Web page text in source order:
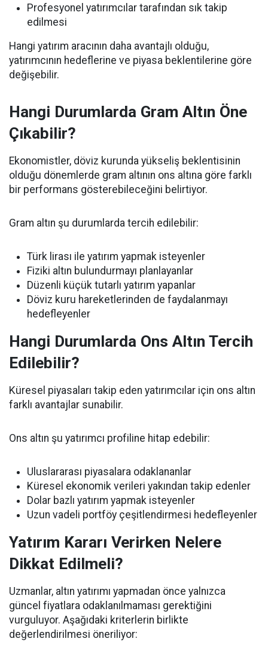
Profesyonel yatırımcılar tarafından sık takip
edilmesi
Hangi yatırım aracının daha avantajlı olduğu,
yatırımcının hedeflerine ve piyasa beklentilerine göre
değişebilir.
Hangi Durumlarda Gram Altın Öne
Çıkabilir?
Ekonomistler, döviz kurunda yükseliş beklentisinin
olduğu dönemlerde gram altının ons altına göre farklı
bir performans gösterebileceğini belirtiyor.
Gram altın şu durumlarda tercih edilebilir:
Türk lirası ile yatırım yapmak isteyenler
Fiziki altın bulundurmayı planlayanlar
Düzenli küçük tutarlı yatırım yapanlar
Döviz kuru hareketlerinden de faydalanmayı
hedefleyenler
Hangi Durumlarda Ons Altın Tercih
Edilebilir?
Küresel piyasaları takip eden yatırımcılar için ons altın
farklı avantajlar sunabilir.
Ons altın şu yatırımcı profiline hitap edebilir:
Uluslararası piyasalara odaklananlar
Küresel ekonomik verileri yakından takip edenler
Dolar bazlı yatırım yapmak isteyenler
Uzun vadeli portföy çeşitlendirmesi hedefleyenler
Yatırım Kararı Verirken Nelere
Dikkat Edilmeli?
Uzmanlar, altın yatırımı yapmadan önce yalnızca
güncel fiyatlara odaklanılmaması gerektiğini
vurguluyor. Aşağıdaki kriterlerin birlikte
değerlendirilmesi öneriliyor: